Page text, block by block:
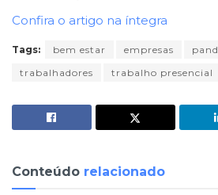
Confira o artigo na íntegra
Tags: bem estar empresas
trabalhadores
trabalho presencial
Conteúdo relacionado